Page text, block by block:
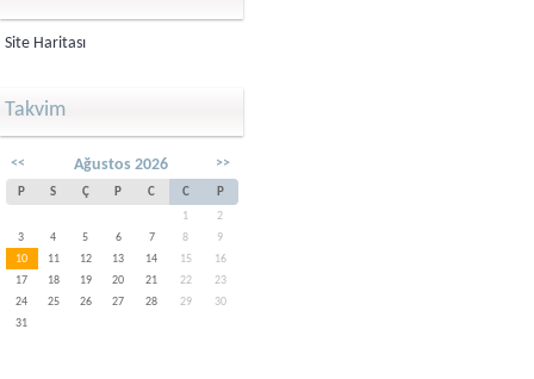
Site Haritası
Takvim
<< Ağustos 2026 >>
P S Ç P C C
P
1
2
3
4 5 6 7 8
9
10
11 12 13 14 15
16
17
18 19 20 21 22
23
24
25 26 27 28 29
30
31